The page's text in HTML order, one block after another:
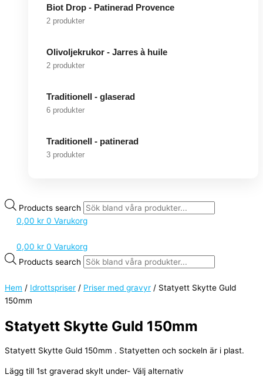
Biot Drop - Patinerad Provence
2 produkter
Olivoljekrukor - Jarres à huile
2 produkter
Traditionell - glaserad
6 produkter
Traditionell - patinerad
3 produkter
Products search
0,00 kr 0 Varukorg
0,00 kr 0 Varukorg
Products search
Hem / Idrottspriser / Priser med gravyr / Statyett Skytte Guld
150mm
Statyett Skytte Guld 150mm
Statyett Skytte Guld 150mm . Statyetten och sockeln är i plast.
Lägg till 1st graverad skylt under- Välj alternativ